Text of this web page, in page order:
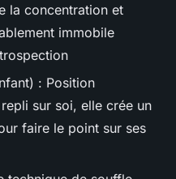
la concentration et
immobile
: Position
sur soi, elle crée un
faire le point sur ses